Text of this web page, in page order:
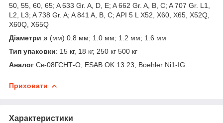
50, 55, 60, 65; A 633 Gr. A, D, E; A 662 Gr. A, B, C; A 707 Gr. L1,
L2, L3; A 738 Gr. A; A 841 A, B, C; API 5 L X52, X60, X65, X52Q,
X60Q, X65Q
Діаметри ø (мм) 0.8 мм; 1.0 мм; 1.2 мм; 1.6 мм
Тип упаковки: 15 кг, 18 кг, 250 кг 500 кг
Аналог Св-08ГСНТ-О, ESAB OK 13.23, Boehler Ni1-IG
Приховати
Характеристики